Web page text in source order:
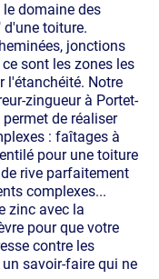
domaine des
toiture.
jonctions
sont les zones les
l'étanchéité. Notre
zingueur à Portet-
de réaliser
: faîtages à
pour une toiture
rive parfaitement
complexes...
zinc avec la
pour que votre
contre les
savoir-faire qui ne